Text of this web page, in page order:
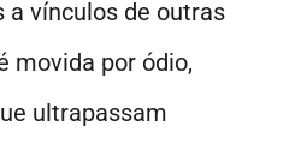
a vínculos de outras
movida por ódio,
ultrapassam